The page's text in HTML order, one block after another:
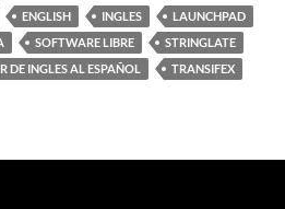
ENGLISH INGLES
LAUNCHPAD
SOFTWARE LIBRE
STRINGLATE
DE INGLES AL ESPAÑOL
TRANSIFEX